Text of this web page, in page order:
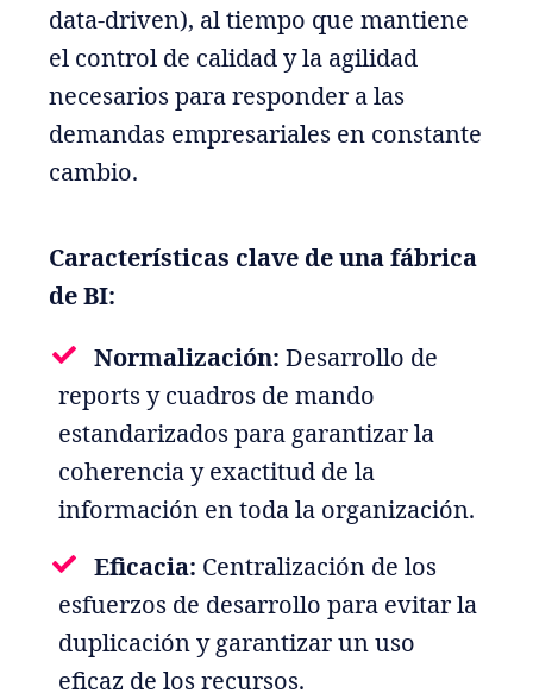
data-driven), al tiempo que mantiene
el control de calidad y la agilidad
necesarios para responder a las
demandas empresariales en constante
cambio.
Características clave de una fábrica
de BI:
Normalización: Desarrollo de
reports y cuadros de mando
estandarizados para garantizar la
coherencia y exactitud de la
información en toda la organización.
Eficacia: Centralización de los
esfuerzos de desarrollo para evitar la
duplicación y garantizar un uso
eficaz de los recursos.